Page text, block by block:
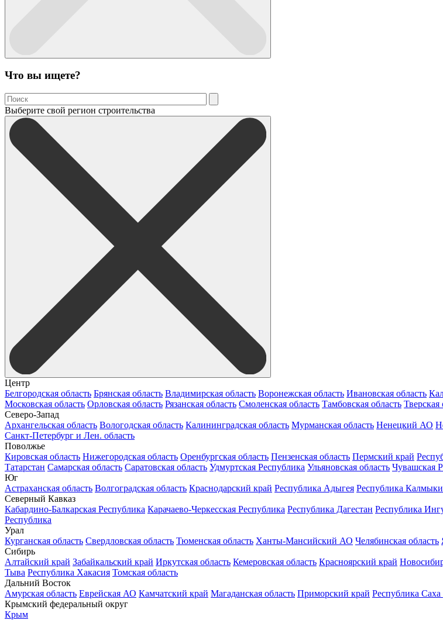
Что вы ищете?
Выберите свой регион строительства
Центр
Белгородская область Брянская область Владимирская область Воронежская область Ивановская область
Московская область Орловская область Рязанская область Смоленская область Тамбовская область Тверская
Северо-Запад
Архангельская область Вологодская область Калининградская область Мурманская область Ненецкий АО
Санкт-Петербург и Лен. область
Поволжье
Кировская область Нижегородская область Оренбургская область Пензенская область Пермский край
Татарстан Самарская область Саратовская область Удмуртская Республика Ульяновская область Чувашская
Юг
Астраханская область Волгоградская область Краснодарский край Республика Адыгея Республика
Северный Кавказ
Кабардино-Балкарская Республика Карачаево-Черкесская Республика Республика Дагестан Республика
Республика
Урал
Курганская область Свердловская область Тюменская область Ханты-Мансийский АО Челябинская область
Сибирь
Алтайский край Забайкальский край Иркутская область Кемеровская область Красноярский край
Тыва Республика Хакасия Томская область
Дальний Восток
Амурская область Еврейская АО Камчатский край Магаданская область Приморский край Республика
Крымский федеральный округ
Крым